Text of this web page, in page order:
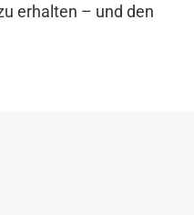
erhalten – und den